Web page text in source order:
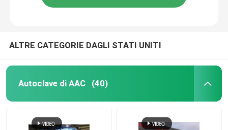
ALTRE CATEGORIE DAGLI STATI UNITI
Autoclave di AAC (40)